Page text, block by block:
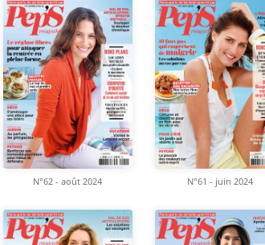
N°62 - août 2024 N°61 - juin 2024